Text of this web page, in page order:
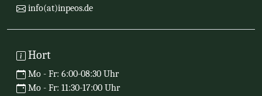
info(at)inpeos.de
Hort
Mo - Fr: 6:00-08:30 Uhr
Mo - Fr: 11:30-17:00 Uhr